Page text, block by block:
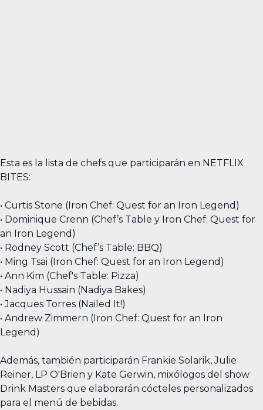
Esta es la lista de chefs que participarán en NETFLIX
BITES:
• Curtis Stone (Iron Chef: Quest for an Iron Legend)
• Dominique Crenn (Chef’s Table y Iron Chef: Quest for
an Iron Legend)
• Rodney Scott (Chef’s Table: BBQ)
• Ming Tsai (Iron Chef: Quest for an Iron Legend)
• Ann Kim (Chef's Table: Pizza)
• Nadiya Hussain (Nadiya Bakes)
• Jacques Torres (Nailed It!)
• Andrew Zimmern (Iron Chef: Quest for an Iron
Legend)
Además, también participarán Frankie Solarik, Julie
Reiner, LP O'Brien y Kate Gerwin, mixólogos del show
Drink Masters que elaborarán cócteles personalizados
para el menú de bebidas.